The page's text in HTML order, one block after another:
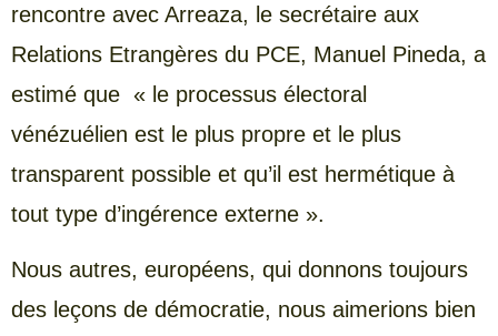
rencontre avec Arreaza, le secrétaire aux
Relations Etrangères du PCE, Manuel Pineda, a
estimé que « le processus électoral
vénézuélien est le plus propre et le plus
transparent possible et qu’il est hermétique à
tout type d’ingérence externe ».
Nous autres, européens, qui donnons toujours
des leçons de démocratie, nous aimerions bien